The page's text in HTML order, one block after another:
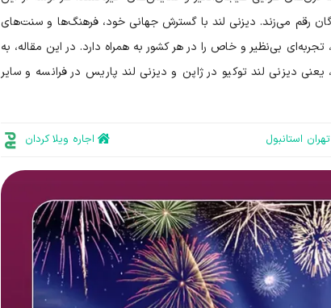
رقم می‌زند. دیزنی لند با گسترش جهانی خود، فرهنگ‌ها و سنت‌های
بی‌نظیر و خاص را در هر کشور به همراه دارد. در این مقاله، به
دیزنی لند توکیو در ژاپن و دیزنی لند پاریس در فرانسه و سایر
استانبول اجاره ویلا کردان